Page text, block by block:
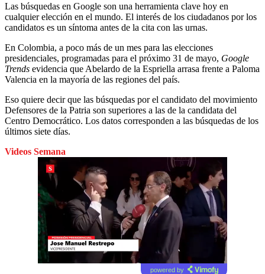
Las búsquedas en Google son una herramienta clave hoy en
cualquier elección en el mundo. El interés de los ciudadanos por los
candidatos es un síntoma antes de la cita con las urnas.
En Colombia, a poco más de un mes para las elecciones
presidenciales, programadas para el próximo 31 de mayo, Google
Trends evidencia que Abelardo de la Espriella arrasa frente a Paloma
Valencia en la mayoría de las regiones del país.
Eso quiere decir que las búsquedas por el candidato del movimiento
Defensores de la Patria son superiores a las de la candidata del
Centro Democrático. Los datos corresponden a las búsquedas de los
últimos siete días.
Videos Semana
powered by